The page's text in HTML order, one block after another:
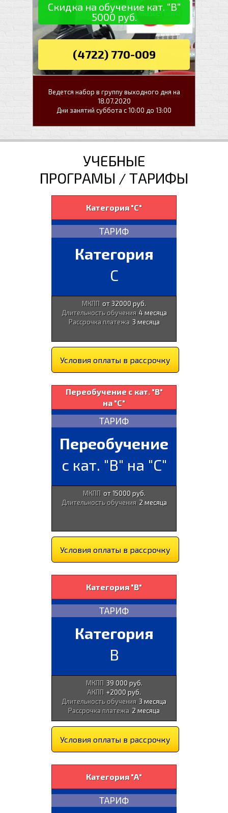
Скидка на обучение кат. "В"
5000 руб.
(4722) 770-009
Ведется набор в группу выходного дня на
18.07.2020
Дни занятий суббота с 10:00 до 13:00
УЧЕБНЫЕ
ПРОГРАМЫ / ТАРИФЫ
Категория "С"
ТАРИФ
Категория
С
МКПП от 32000 руб.
Длительность обучения 4 месяца
Рассрочка платежа 3 месяца
Условия оплаты в рассрочку
Переобучение с кат. "В"
на "С"
ТАРИФ
Переобучение
с кат. "В" на "С"
МКПП от 15000 руб.
Длительность обучения 2 месяца
Условия оплаты в рассрочку
Категория "В"
ТАРИФ
Категория
B
МКПП 39 000 руб.
АКПП +2000 руб.
Длительность обучения 3 месяца
Рассрочка платежа 2 месяца
Условия оплаты в рассрочку
Категория "А"
ТАРИФ